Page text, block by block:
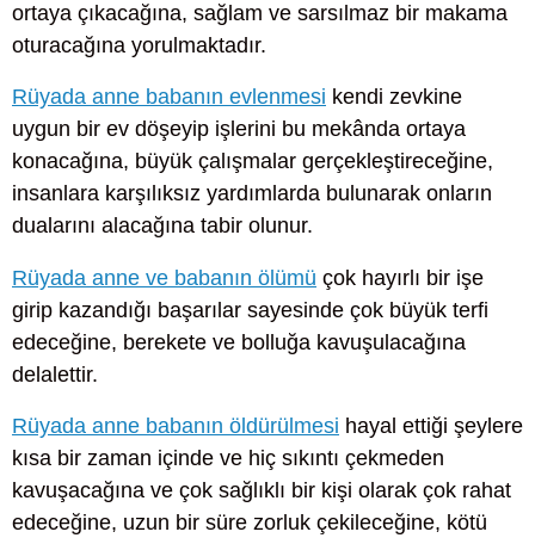
ortaya çıkacağına, sağlam ve sarsılmaz bir makama
oturacağına yorulmaktadır.
Rüyada anne babanın evlenmesi kendi zevkine
uygun bir ev döşeyip işlerini bu mekânda ortaya
konacağına, büyük çalışmalar gerçekleştireceğine,
insanlara karşılıksız yardımlarda bulunarak onların
dualarını alacağına tabir olunur.
Rüyada anne ve babanın ölümü çok hayırlı bir işe
girip kazandığı başarılar sayesinde çok büyük terfi
edeceğine, berekete ve bolluğa kavuşulacağına
delalettir.
Rüyada anne babanın öldürülmesi hayal ettiği şeylere
kısa bir zaman içinde ve hiç sıkıntı çekmeden
kavuşacağına ve çok sağlıklı bir kişi olarak çok rahat
edeceğine, uzun bir süre zorluk çekileceğine, kötü